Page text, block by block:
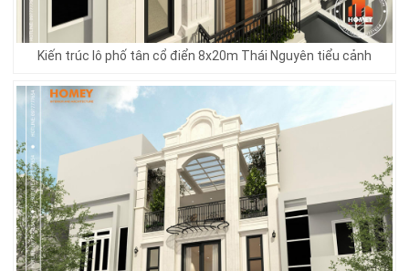
Kiến trúc lô phố tân cổ điển 8x20m Thái Nguyên tiểu cảnh